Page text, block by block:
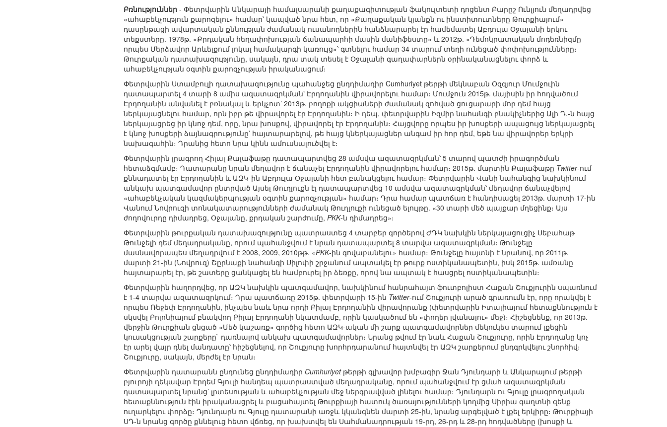
Բռնություններ - Փետրվարին Անկարայի համալսարանի քաղաքագիտության ֆակուլտետի դոցենտ Բարըշ Ունլյուն մեղադրվեց
«ահաբեկչություն քարոզելու» համար՝ կապված նրա հետ, որ «Քաղաքական կյանքն ու ինստիտուտները Թուրքիայում»
դասընթացի ավարտական քննության ժամանակ ուսանողներին հանձնարարել էր համեմատել Աբդուլա Օջալանի երկու
տեքստերը. 1978թ. «Քրդական հեղափոխության ճանապարհի մասին մանիֆեստը» և 2012թ. «Դեմոկրատական մոդեռնիզմը
որպես Մերձավոր Արևելքում լոկալ համակարգի կառույց»՝ գտնելու համար 34 տարում տեղի ունեցած փոփոխությունները։
Թուրքական դատախազությունը, սակայն, դրա տակ տեսել է Օջալանի գաղափարներն օրինականացնելու փորձ և
ահաբեկչության օգտին քարոզչության իրականացում։
Փետրվարին Ստամբուլի դատախազությունը պահանջեց ընդդիմադիր Cumhuriyet թերթի մեկնաբան Օզգյուր Մումջուին
դատապարտել 4 տարի 8 ամիս ազատազրկման՝ Էրդողանին վիրավորելու համար։ Մումջուն 2015թ. մայիսին իր հոդվածում
Էրդողանին անվանել է բռնակալ և երկչոտ՝ 2013թ. բողոքի ակցիաների ժամանակ զոհված ցուցարարի մոր դեմ հայց
ներկայացնելու համար, որն իբր թե վիրավորել էր Էրդողանին։ Ի դեպ, փետրվարին Իզմիր նահանգի բնակիչներից Ալի Դ.-ն հայց
ներկայացրեց իր կնոջ դեմ, որը, նրա խոսքով, վիրավորել էր Էրդողանին։ Հայցվորը որպես իր խոսքերի ապացույց ներկայացրել
է կնոջ խոսքերի ձայնագրությունը՝ հայտարարելով, թե հայց կներկայացներ անգամ իր հոր դեմ, եթե նա վիրավորեր երկրի
նախագահին։ Դրանից հետո նրա կինն ամուսնալուծվել է։
Փետրվարին լրագրող Հիլալ Քալաֆաթը դատապարտվեց 28 ամսվա ազատազրկման՝ 5 տարով պատժի իրագործման
հետաձգմամբ։ Դատարանը նրան մեղավոր է ճանաչել Էրդողանին վիրավորելու համար։ 2015թ. մարտին Քալաֆաթը Twitter-ում
քննադատել էր Էրդողանին և ԱԶԿ-ին Աբդուլա Օջալանի հետ բանակցելու համար։ Փետրվարին Վանի նահանգից նախկինում
անկախ պատգամավոր ընտրված Այսել Թուղլուքն էլ դատապարտվեց 10 ամսվա ազատազրկման՝ մեղավոր ճանաչվելով
«ահաբեկչական կազմակերպության օգտին քարոզչության» համար։ Դրա համար պատճառ է հանդիսացել 2013թ. մարտի 17-ին
Վանում Նովրուզի տոնակատարությունների ժամանակ Թուղլուքի ունեցած ելույթը. «30 տարի մեծ պայքար մղեցինք։ Այս
ժողովուրդը դիմադրեց, Օջալանը, քրդական շարժումը, PKK-ն դիմադրեց»։
Փետրվարին թուրքական դատախազությունը պատրաստեց 4 տարբեր գործերով ԺԴԿ նախկին ներկայացուցիչ Սեբահաթ
Թունջելի դեմ մեղադրականը, որում պահանջվում է նրան դատապարտել 8 տարվա ազատազրկման։ Թունջելը
մասնավորապես մեղադրվում է 2008, 2009, 2010թթ. «PKK-ին գովաբանելու» համար։ Թունջելը հայտնի է նրանով, որ 2011թ.
մարտի 21-ին (Նովրուզ) Շըրնաքի նահանգի Սիլոփի շրջանում ապտակել էր թուրք ոստիկանապետին, իսկ 2015թ. ամռանը
հայտարարել էր, թե շատերը ցանկացել են համբուրել իր ձեռքը, որով նա ապտակ է հասցրել ոստիկանապետին։
Փետրվարին հաղորդվեց, որ ԱԶԿ նախկին պատգամավոր, նախկինում հանրահայտ ֆուտբոլիստ Հաքան Շուքյուրին սպառնում
է 1-4 տարվա ազատազրկում։ Դրա պատճառը 2015թ. փետրվարի 15-ին Twitter-ում Շուքյուրի արած գրառումն էր, որը որակվել է
որպես Ռեջեփ Էրդողանին, ինչպես նաև նրա որդի Բիլալ Էրդողանին վիրավորանք (փետրվարին Իտալիայում հետաքննություն է
սկսվել Բոլոնիայում բնակվող Բիլալ Էրդողանի նկատմամբ, որին կասկածում են «փողեր լվանալու» մեջ)։ Հիշեցնենք, որ 2013թ.
վերջին Թուրքիան ցնցած «Մեծ կաշառք» գործից հետո ԱԶԿ-ական մի շարք պատգամավորներ մեկուկես տարում լքեցին
կուսակցության շարքերը` դառնալով անկախ պատգամավորներ։ Նրանց թվում էր նաև Հաքան Շուքյուրը, որին Էրդողանը կոչ
էր արել վայր դնել մանդատը՝ հիշեցնելով, որ Շուքյուրը խորհրդարանում հայտնվել էր ԱԶԿ շարքերում ընդգրկվելու շնորհիվ։
Շուքյուրը, սակայն, մերժել էր նրան։
Փետրվարին դատարանն ընդունեց ընդդիմադիր Cumhuriyetթերթի գլխավոր խմբագիր Ջան Դյունդարի և Անկարայում թերթի
բյուրոյի ղեկավար Էրդեմ Գյուլի հանդեպ պատրաստված մեղադրականը, որում պահանջվում էր ցմահ ազատազրկման
դատապարտել նրանց՝ լրտեսության և ահաբեկչության մեջ ներգրավված լինելու համար։ Դյունդարն ու Գյուլը լրագրողական
հետաքննություն էին իրականացրել և բացահայտել Թուրքիայի հատուկ ծառայությունների կողմից Սիրիա գաղտնի զենք
ուղարկելու փորձը։ Դյունդարն ու Գյուլը դատարանի առջև կկանգնեն մարտի 25-ին, նրանց արգելված է լքել երկիրը։ Թուրքիայի
ՍԴ-ն նրանց գործը քննելուց հետո վճռեց, որ խախտվել են Սահմանադրության 19-րդ, 26-րդ և 28-րդ հոդվածները (խոսքի և